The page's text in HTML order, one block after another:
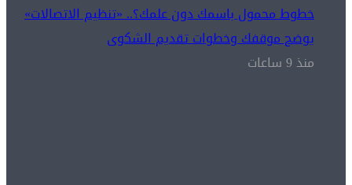
خطوط محمول باسمك دون علمك؟.. «تنظيم الاتصالات»
يوضح موقفك وخطوات تقديم الشكوى
منذ 9 ساعات